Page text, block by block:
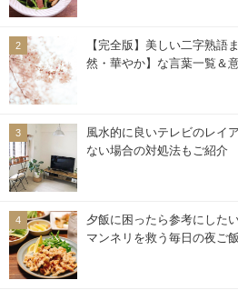
【完全版】美しい二字熟語
然・華やか】な言葉一覧＆
風水的に良いテレビのレイ
ない場合の対処法もご紹介
夕飯に困ったら参考にした
マンネリを救う毎日の夜ご飯